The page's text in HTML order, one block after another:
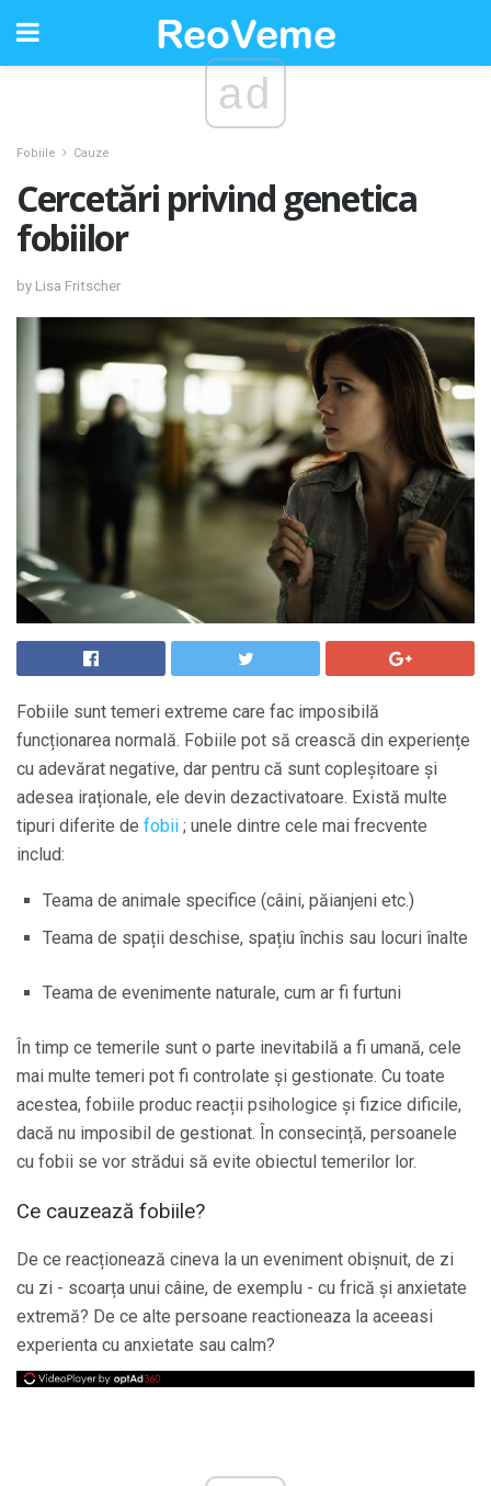
ad
Fobiile Cauze
Cercetări privind genetica
fobiilor
by Lisa Fritscher
Fobiile sunt temeri extreme care fac imposibilă
funcționarea normală. Fobiile pot să crească din experiențe
cu adevărat negative, dar pentru că sunt copleșitoare și
adesea iraționale, ele devin dezactivatoare. Există multe
tipuri diferite de fobii ; unele dintre cele mai frecvente
includ:
Teama de animale specifice (câini, păianjeni etc.)
Teama de spații deschise, spațiu închis sau locuri înalte
Teama de evenimente naturale, cum ar fi furtuni
În timp ce temerile sunt o parte inevitabilă a fi umană, cele
mai multe temeri pot fi controlate și gestionate. Cu toate
acestea, fobiile produc reacții psihologice și fizice dificile,
dacă nu imposibil de gestionat. În consecință, persoanele
cu fobii se vor strădui să evite obiectul temerilor lor.
Ce cauzează fobiile?
De ce reacționează cineva la un eveniment obișnuit, de zi
cu zi - scoarța unui câine, de exemplu - cu frică și anxietate
extremă? De ce alte persoane reactioneaza la aceeasi
experienta cu anxietate sau calm?